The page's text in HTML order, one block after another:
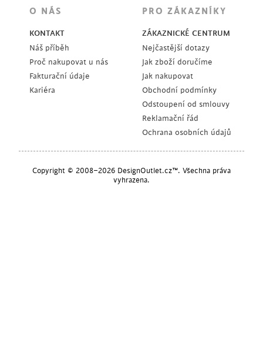
O NÁS
KONTAKT
Náš příběh
Proč nakupovat u nás
Fakturační údaje
Kariéra
PRO ZÁKAZNÍKY
ZÁKAZNICKÉ CENTRUM
Nejčastější dotazy
Jak zboží doručíme
Jak nakupovat
Obchodní podmínky
Odstoupení od smlouvy
Reklamační řád
Ochrana osobních údajů
Copyright © 2008–2026 DesignOutlet.cz™. Všechna práva
vyhrazena.